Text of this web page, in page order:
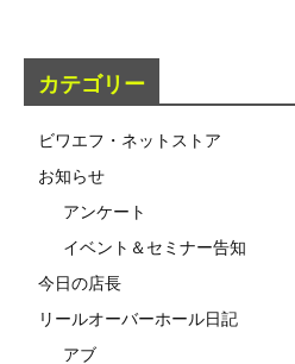
カテゴリー
ビワエフ・ネットストア
お知らせ
アンケート
イベント＆セミナー告知
今日の店長
リールオーバーホール日記
アブ